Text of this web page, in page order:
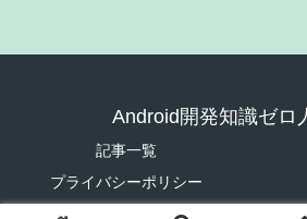
Android開発知識ゼロ
記事一覧
プライバシーポリシー